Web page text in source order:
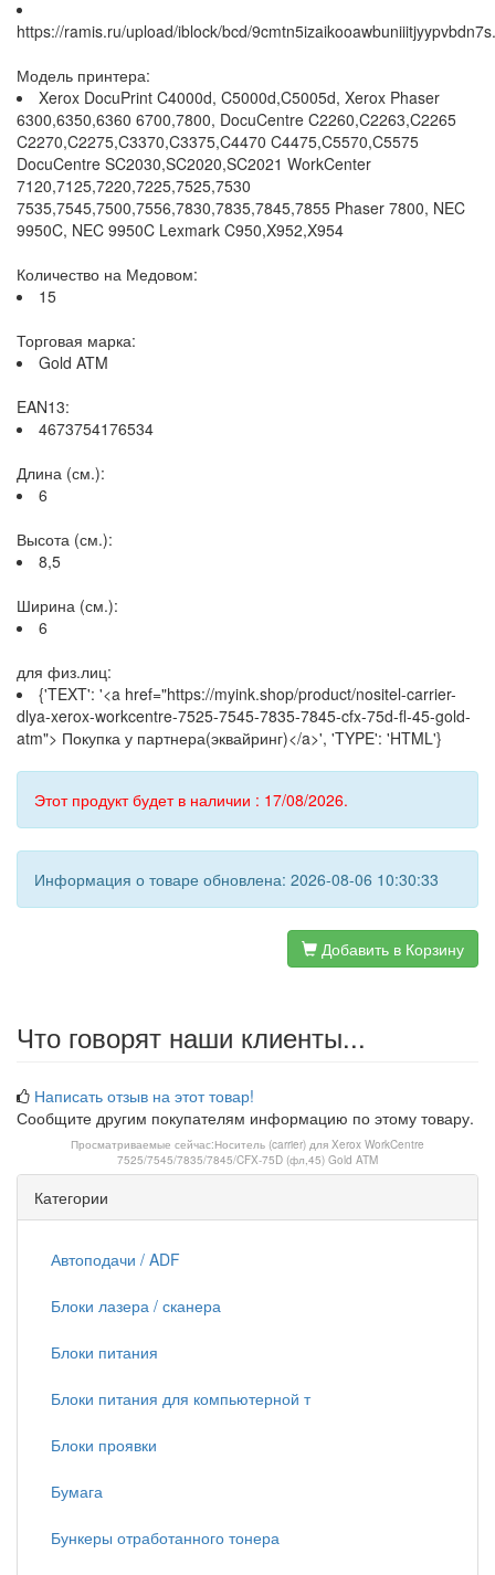
https://ramis.ru/upload/iblock/bcd/
Модель принтера:
Xerox DocuPrint C4000d, C5000d,C5005d, Xerox Phaser
6300,6350,6360 6700,7800, DocuCentre C2260,C2263,C2265
C2270,C2275,C3370,C3375,C4470 C4475,C5570,C5575
DocuCentre SC2030,SC2020,SC2021 WorkCenter
7120,7125,7220,7225,7525,7530
7535,7545,7500,7556,7830,7835,7845,7855 Phaser 7800, NEC
9950C, NEC 9950C Lexmark C950,X952,X954
Количество на Медовом:
15
Торговая марка:
Gold ATM
EAN13:
4673754176534
Длина (см.):
6
Высота (см.):
8,5
Ширина (см.):
6
для физ.лиц:
{'TEXT': '<a href="https://myink.shop/product/nositel-carrier-
dlya-xerox-workcentre-7525-7545-7835-7845-cfx-75d-fl-45-gold-
atm"> Покупка у партнера(эквайринг)</a>', 'TYPE': 'HTML'}
Этот продукт будет в наличии : 17/08/2026.
Информация о товаре обновлена: 2026-08-06 10:30:33
Добавить в Корзину
Что говорят наши клиенты...
Написать отзыв на этот товар!
Сообщите другим покупателям информацию по этому товару.
Просматриваемые сейчас:Носитель (carrier) для Xerox WorkCentre
7525/7545/7835/7845/CFX-75D (фл,45) Gold ATM
Категории
Автоподачи / ADF
Блоки лазера / сканера
Блоки питания
Блоки питания для компьютерной т
Блоки проявки
Бумага
Бункеры отработанного тонера